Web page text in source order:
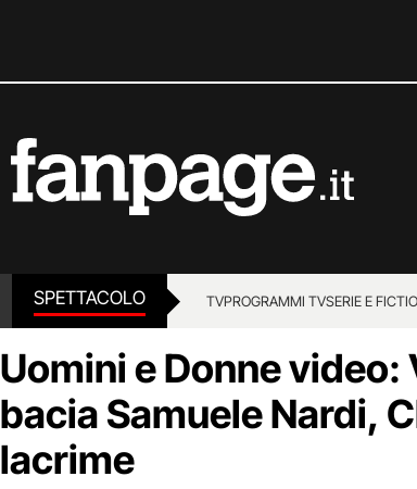
SPETTACOLO TVPROGRAMMI TVSERIE E
Uomini e Donne video:
bacia Samuele Nardi,
lacrime